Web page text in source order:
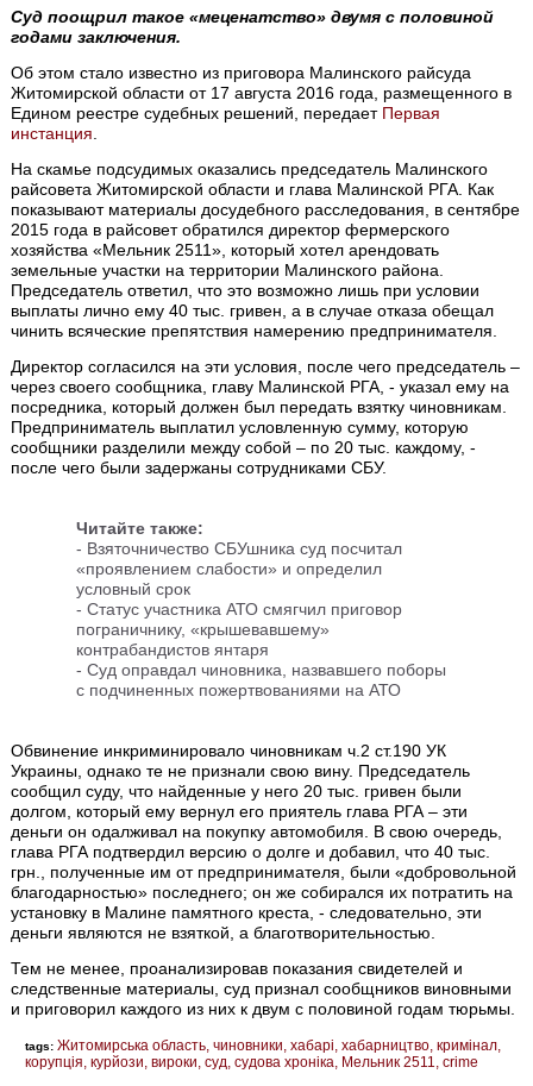
Суд поощрил такое «меценатство» двумя с половиной
годами заключения.
Об этом стало известно из приговора Малинского райсуда
Житомирской области от 17 августа 2016 года, размещенного в
Едином реестре судебных решений, передает Первая
инстанция
На скамье подсудимых оказались председатель Малинского
райсовета Житомирской области и глава Малинской РГА. Как
показывают материалы досудебного расследования, в сентябре
2015 года в райсовет обратился директор фермерского
хозяйства «Мельник 2511», который хотел арендовать
земельные участки на территории Малинского района.
Председатель ответил, что это возможно лишь при условии
выплаты лично ему 40 тыс. гривен, а в случае отказа обещал
чинить всяческие препятствия намерению предпринимателя.
Директор согласился на эти условия, после чего председатель –
через своего сообщника, главу Малинской РГА, - указал ему на
посредника, который должен был передать взятку чиновникам.
Предприниматель выплатил условленную сумму, которую
сообщники разделили между собой – по 20 тыс. каждому, -
после чего были задержаны сотрудниками СБУ.
Читайте также:
- Взяточничество СБУшника суд посчитал
«проявлением слабости» и определил
условный срок
-Статус участника АТО смягчил приговор
пограничнику, «крышевавшему»
контрабандистов янтаря
-Суд оправдал чиновника, назвавшего поборы
с подчиненных пожертвованиями на АТО
Обвинение инкриминировало чиновникам ч.2 ст.190 УК
Украины, однако те не признали свою вину. Председатель
сообщил суду, что найденные у него 20 тыс. гривен были
долгом, который ему вернул его приятель глава РГА – эти
деньги он одалживал на покупку автомобиля. В свою очередь,
глава РГА подтвердил версию о долге и добавил, что 40 тыс.
грн., полученные им от предпринимателя, были «добровольной
благодарностью» последнего; он же собирался их потратить на
установку в Малине памятного креста, - следовательно, эти
деньги являются не взяткой, а благотворительностью.
Тем не менее, проанализировав показания свидетелей и
следственные материалы, суд признал сообщников виновными
и приговорил каждого из них к двум с половиной годам тюрьмы.
tags: Житомирська область чиновники хабарі хабарництво кримінал
корупція курйози вироки суд судова хроніка Мельник 2511 crime